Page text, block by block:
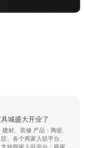
城盛大开业了
材、装修 产品：陶瓷、
、各个商家入驻平台、